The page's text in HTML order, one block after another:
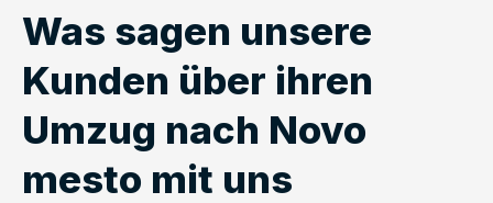
Was sagen unsere
Kunden über ihren
Umzug nach Novo
mesto mit uns